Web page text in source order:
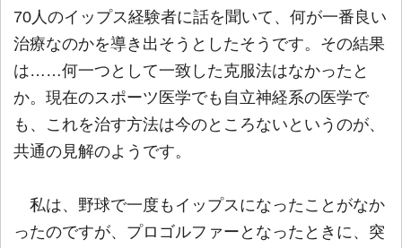
70人のイップス経験者に話を聞いて、何が一番良い
治療なのかを導き出そうとしたそうです。その結果
は……何一つとして一致した克服法はなかったと
か。現在のスポーツ医学でも自立神経系の医学で
も、これを治す方法は今のところないというのが、
共通の見解のようです。
私は、野球で一度もイップスになったことがなか
ったのですが、プロゴルファーとなったときに、突